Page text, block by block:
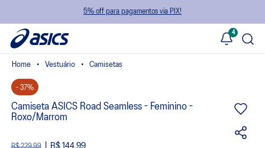
5% off para pagamentos via PIX!
4
Vestuário Camisetas
- 37%
Camiseta ASICS Road Seamless - Feminino -
Roxo/Marrom
R$ 229,99 R$ 144,99